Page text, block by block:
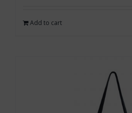
Add to cart